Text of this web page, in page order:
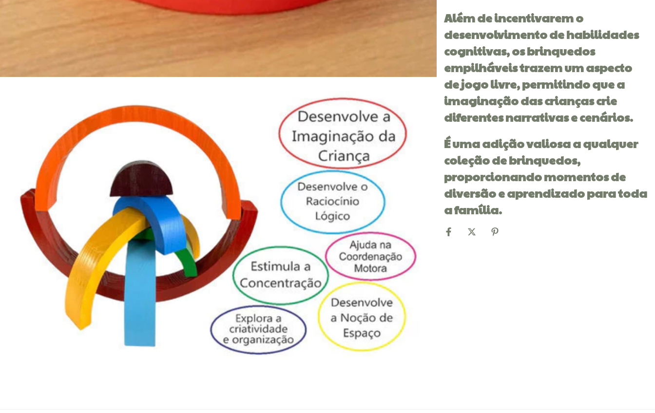
Além de incentivarem o
desenvolvimento de habilidades
cognitivas, os brinquedos
empilháveis trazem um aspecto
de jogo livre, permitindo que a
imaginação das crianças crie
diferentes narrativas e cenários.
É uma adição valiosa a qualquer
coleção de brinquedos,
proporcionando momentos de
diversão e aprendizado para toda
a família.